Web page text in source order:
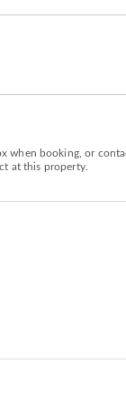
when booking, or
at this property.